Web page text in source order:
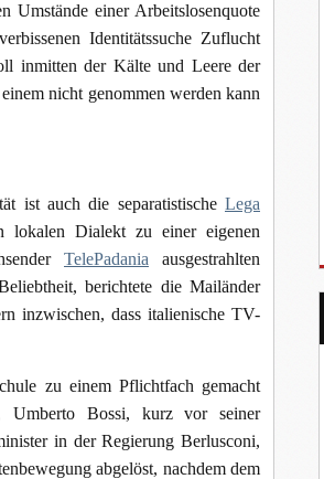
Umstände einer Arbeitslosenquote
Identitätssuche Zuflucht
inmitten der Kälte und Leere der
nicht genommen werden kann
ist auch die separatistische Lega
lokalen Dialekt zu einer eigenen
TelePadania ausgestrahlten
berichtete die Mailänder
inzwischen, dass italienische TV-
zu einem Pflichtfach gemacht
Umberto Bossi, kurz vor seiner
in der Regierung Berlusconi,
abgelöst, nachdem dem